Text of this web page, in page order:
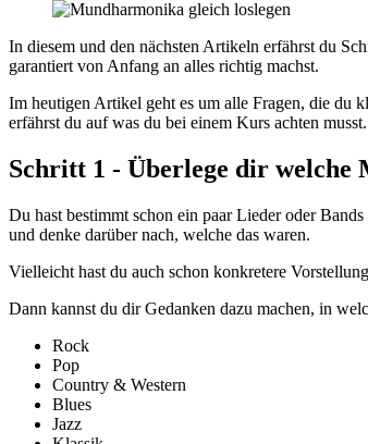
In diesem und den nächsten Artikeln erfährst du
garantiert von Anfang an alles richtig machst.
Im heutigen Artikel geht es um alle Fragen, die du
erfährst du auf was du bei einem Kurs achten
Schritt 1 - Überlege dir
Du hast bestimmt schon ein paar Lieder oder
und denke darüber nach, welche das waren.
Vielleicht hast du auch schon konkretere
Dann kannst du dir Gedanken dazu machen, in
Rock
Pop
Country & Western
Blues
Jazz